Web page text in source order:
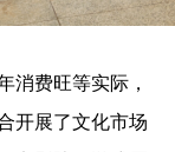
费旺等实际，
开展了文化市场